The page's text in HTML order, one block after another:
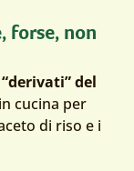
forse, non
“derivati” del
cucina per
di riso e i